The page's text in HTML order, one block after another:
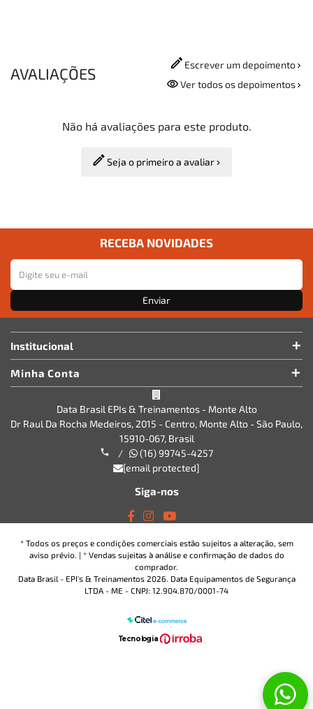
AVALIAÇÕES
Escrever um depoimento
Ver todos os depoimentos
Não há avaliações para este produto.
Seja o primeiro a avaliar
RECEBA NOVIDADES
Enviar
Institucional
Minha Conta
Data Brasil EPIs & Treinamentos - Monte Alto
Dr Raul Da Rocha Medeiros, 2015 - Centro, Monte Alto - São Paulo,
15910-067, Brasil
/
(16) 99745-4257
[email protected]
Siga-nos
* Todos os preços e condições comerciais estão sujeitos a alteração, sem
aviso prévio. | * Vendas sujeitas à análise e confirmação de dados do
comprador.
Data Brasil - EPI's & Treinamentos 2026. Data Equipamentos de Segurança
LTDA - ME - CNPJ: 12.904.870/0001-74
Tecnologia